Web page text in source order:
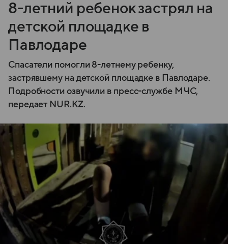
8-летний ребенок застрял на
детской площадке в
Павлодаре
Спасатели помогли 8-летнему ребенку,
застрявшему на детской площадке в Павлодаре.
Подробности озвучили в пресс-службе МЧС,
передает NUR.KZ.